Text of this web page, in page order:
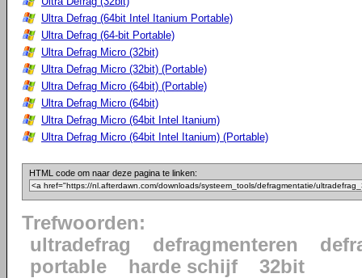
Ultra Defrag (64bit Intel Itanium Portable)
Ultra Defrag (64-bit Portable)
Ultra Defrag Micro (32bit)
Ultra Defrag Micro (32bit) (Portable)
Ultra Defrag Micro (64bit) (Portable)
Ultra Defrag Micro (64bit)
Ultra Defrag Micro (64bit Intel Itanium)
Ultra Defrag Micro (64bit Intel Itanium) (Portable)
HTML code om naar deze pagina te linken:
Trefwoorden:
ultradefrag
defragmenteren
portable
harde schijf 32bit